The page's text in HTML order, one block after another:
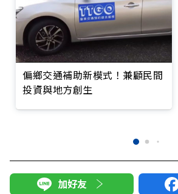
偏鄉交通補助新模式！兼顧民間
投資與地方創生
加好友